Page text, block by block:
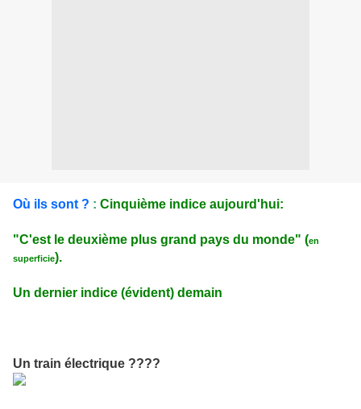
Où ils sont ? : Cinquième indice aujourd'hui:
"C'est le deuxième plus grand pays du monde" (en
superficie).
Un dernier indice (évident) demain
Un train électrique ????